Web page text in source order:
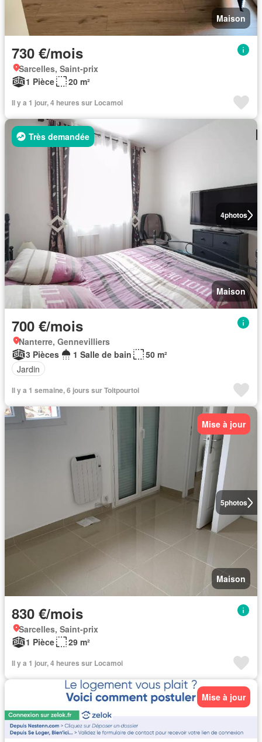
Maison
730 €/mois
Sarcelles, Saint-prix
1 Pièce
20 m²
Il y a 1 jour, 4 heures sur Locamoi
4photos
Très demandée
Maison
700 €/mois
Nanterre, Gennevilliers
3 Pièces
1 Salle de bain
50 m²
Jardin
Il y a 1 semaine, 6 jours sur Toitpourtoi
5photos
Mise à jour
Maison
830 €/mois
Sarcelles, Saint-prix
1 Pièce
29 m²
Il y a 1 jour, 4 heures sur Locamoi
Mise à jour